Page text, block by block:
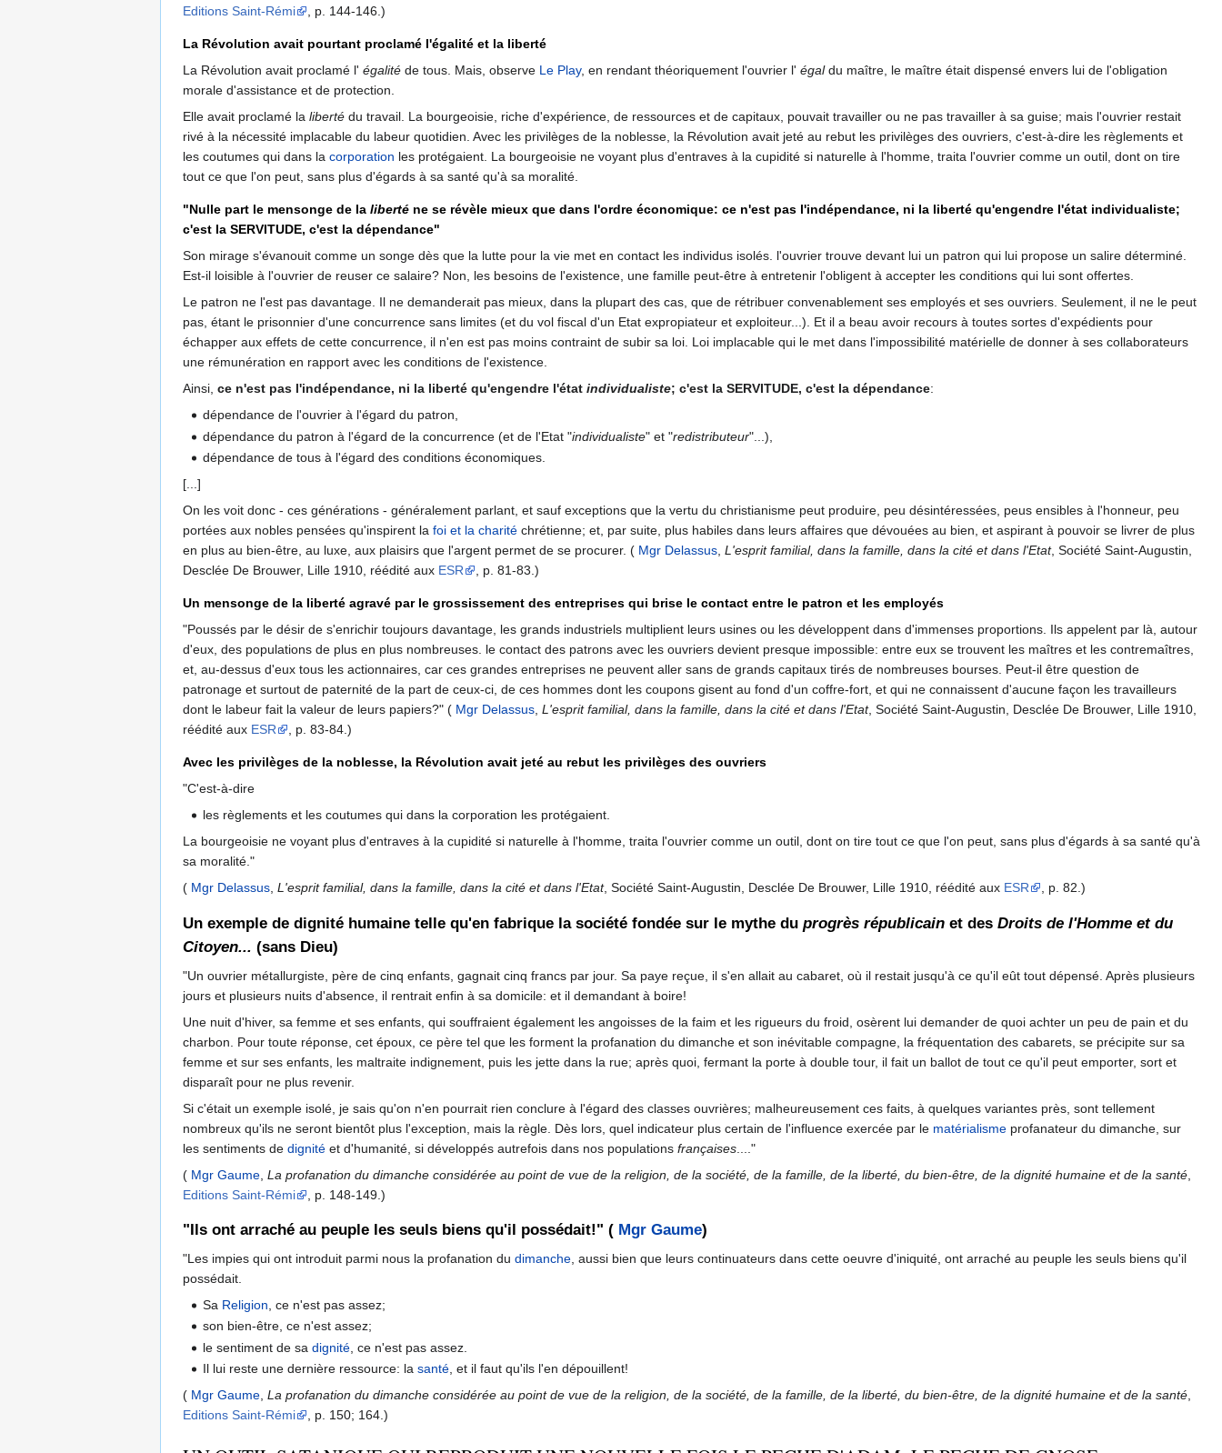
Editions Saint-Rémi
, p. 144-146.)
La Révolution avait pourtant proclamé l'égalité et la liberté
La Révolution avait proclamé l' égalité de tous. Mais, observe Le Play, en rendant théoriquement l'ouvrier l' égaldu maître, le maître était dispensé envers lui de l'obligation
morale d'assistance et de protection.
Elle avait proclamé la liberté du travail. La bourgeoisie, riche d'expérience, de ressources et de capitaux, pouvait travailler ou ne pas travailler à sa guise; mais l'ouvrier restait
rivé à la nécessité implacable du labeur quotidien. Avec les privilèges de la noblesse, la Révolution avait jeté au rebut les privilèges des ouvriers, c'est-à-dire les règlements et
les coutumes qui dans la corporation les protégaient. La bourgeoisie ne voyant plus d'entraves à la cupidité si naturelle à l'homme, traita l'ouvrier comme un outil, dont on tire
tout ce que l'on peut, sans plus d'égards à sa santé qu'à sa moralité.
"Nulle part le mensonge de la liberté ne se révèle mieux que dans l'ordre économique: ce n'est pas l'indépendance, ni la liberté qu'engendre l'état individualiste;
c'est la SERVITUDE, c'est la dépendance"
Son mirage s'évanouit comme un songe dès que la lutte pour la vie met en contact les individus isolés. l'ouvrier trouve devant lui un patron qui lui propose un salire déterminé.
Est-il loisible à l'ouvrier de reuser ce salaire? Non, les besoins de l'existence, une famille peut-être à entretenir l'obligent à accepter les conditions qui lui sont offertes.
Le patron ne l'est pas davantage. Il ne demanderait pas mieux, dans la plupart des cas, que de rétribuer convenablement ses employés et ses ouvriers. Seulement, il ne le peut
pas, étant le prisonnier d'une concurrence sans limites (et du vol fiscal d'un Etat expropiateur et exploiteur...). Et il a beau avoir recours à toutes sortes d'expédients pour
échapper aux effets de cette concurrence, il n'en est pas moins contraint de subir sa loi. Loi implacable qui le met dans l'impossibilité matérielle de donner à ses collaborateurs
une rémunération en rapport avec les conditions de l'existence.
Ainsi, ce n'est pas l'indépendance, ni la liberté qu'engendre l'état individualiste; c'est la SERVITUDE, c'est la dépendance:
dépendance de l'ouvrier à l'égard du patron,
dépendance du patron à l'égard de la concurrence (et de l'Etat "individualiste" et "redistributeur"...),
dépendance de tous à l'égard des conditions économiques.
[...]
On les voit donc - ces générations - généralement parlant, et sauf exceptions que la vertu du christianisme peut produire, peu désintéressées, peus ensibles à l'honneur, peu
portées aux nobles pensées qu'inspirent la foi et la charité chrétienne; et, par suite, plus habiles dans leurs affaires que dévouées au bien, et aspirant à pouvoir se livrer de plus
en plus au bien-être, au luxe, aux plaisirs que l'argent permet de se procurer. ( Mgr Delassus L'esprit familial, dans la famille, dans la cité et dans l'Etat, Société Saint-Augustin,
Desclée De Brouwer, Lille 1910, réédité aux ESR , p. 81-83.)
Un mensonge de la liberté agravé par le grossissement des entreprises qui brise le contact entre le patron et les employés
"Poussés par le désir de s'enrichir toujours davantage, les grands industriels multiplient leurs usines ou les développent dans d'immenses proportions. Ils appelent par là, autour
d'eux, des populations de plus en plus nombreuses. le contact des patrons avec les ouvriers devient presque impossible: entre eux se trouvent les maîtres et les contremaîtres,
et, au-dessus d'eux tous les actionnaires, car ces grandes entreprises ne peuvent aller sans de grands capitaux tirés de nombreuses bourses. Peut-il être question de
patronage et surtout de paternité de la part de ceux-ci, de ces hommes dont les coupons gisent au fond d'un coffre-fort, et qui ne connaissent d'aucune façon les travailleurs
dont le labeur fait la valeur de leurs papiers?" ( Mgr Delassus L'esprit familial, dans la famille, dans la cité et dans l'Etat, Société Saint-Augustin, Desclée De Brouwer, Lille 1910,
réédité aux ESR , p. 83-84.)
Avec les privilèges de la noblesse, la Révolution avait jeté au rebut les privilèges des ouvriers
"C'est-à-dire
les règlements et les coutumes qui dans la corporation les protégaient.
La bourgeoisie ne voyant plus d'entraves à la cupidité si naturelle à l'homme, traita l'ouvrier comme un outil, dont on tire tout ce que l'on peut, sans plus d'égards à sa santé qu'à
sa moralité."
( Mgr Delassus L'esprit familial, dans la famille, dans la cité et dans l'Etat, Société Saint-Augustin, Desclée De Brouwer, Lille 1910, réédité aux ESR , p. 82.)
Un exemple de dignité humaine telle qu'en fabrique la société fondée sur le mythe du progrès républicain et des Droits de l'Homme et du
Citoyen... (sans Dieu)
"Un ouvrier métallurgiste, père de cinq enfants, gagnait cinq francs par jour. Sa paye reçue, il s'en allait au cabaret, où il restait jusqu'à ce qu'il eût tout dépensé. Après plusieurs
jours et plusieurs nuits d'absence, il rentrait enfin à sa domicile: et il demandant à boire!
Une nuit d'hiver, sa femme et ses enfants, qui souffraient également les angoisses de la faim et les rigueurs du froid, osèrent lui demander de quoi achter un peu de pain et du
charbon. Pour toute réponse, cet époux, ce père tel que les forment la profanation du dimanche et son inévitable compagne, la fréquentation des cabarets, se précipite sur sa
femme et sur ses enfants, les maltraite indignement, puis les jette dans la rue; après quoi, fermant la porte à double tour, il fait un ballot de tout ce qu'il peut emporter, sort et
disparaît pour ne plus revenir.
Si c'était un exemple isolé, je sais qu'on n'en pourrait rien conclure à l'égard des classes ouvrières; malheureusement ces faits, à quelques variantes près, sont tellement
nombreux qu'ils ne seront bientôt plus l'exception, mais la règle. Dès lors, quel indicateur plus certain de l'influence exercée par le matérialisme profanateur du dimanche, sur
les sentiments de dignité et d'humanité, si développés autrefois dans nos populations françaises ...."
( Mgr Gaume La profanation du dimanche considérée au point de vue de la religion, de la société, de la famille, de la liberté, du bien-être, de la dignité humaine et de la santé
Editions Saint-Rémi
, p. 148-149.)
"Ils ont arraché au peuple les seuls biens qu'il possédait!" ( Mgr Gaume)
"Les impies qui ont introduit parmi nous la profanation du dimanche , aussi bien que leurs continuateurs dans cette oeuvre d'iniquité, ont arraché au peuple les seuls biens qu'il
possédait.
Sa Religion , ce n'est pas assez;
son bien-être, ce n'est assez;
le sentiment de sadignité , ce n'est pas assez.
Il lui reste une dernière ressource: lasanté , et il faut qu'ils l'en dépouillent!
( Mgr Gaume La profanation du dimanche considérée au point de vue de la religion, de la société, de la famille, de la liberté, du bien-être, de la dignité humaine et de la santé
Editions Saint-Rémi
, p. 150; 164.)